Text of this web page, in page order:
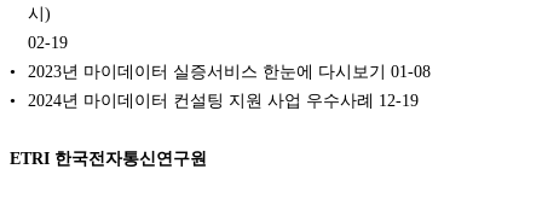
시)
02-19
2023년 마이데이터 실증서비스 한눈에 다시보기 01-08
2024년 마이데이터 컨설팅 지원 사업 우수사례 12-19
ETRI 한국전자통신연구원